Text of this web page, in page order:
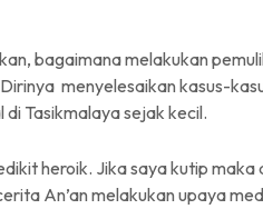
bagaimana melakukan
menyelesaikan kasus-
Tasikmalaya sejak kecil.
heroik. Jika saya kutip maka
An’an melakukan upaya